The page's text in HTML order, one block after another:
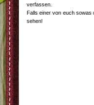
verfassen.
Falls einer von euch sowas
sehen!